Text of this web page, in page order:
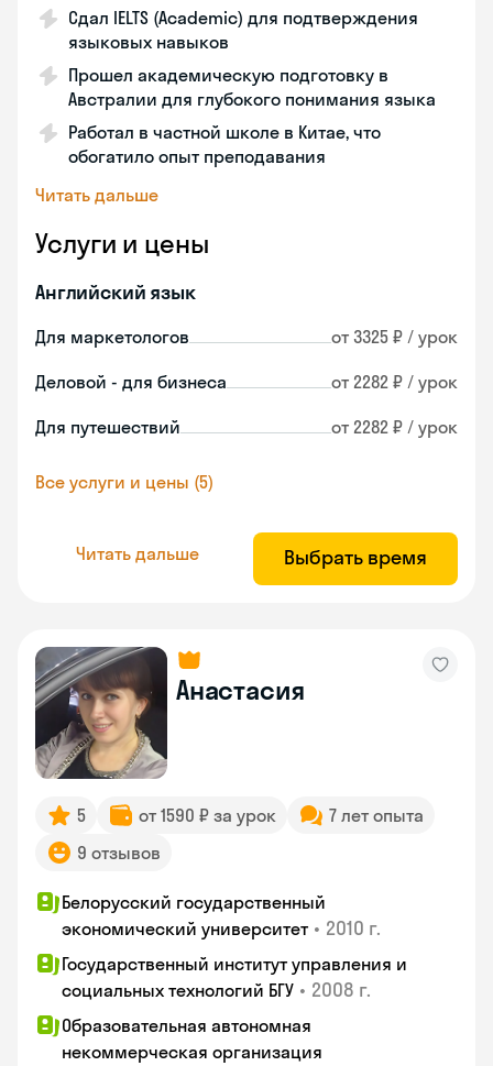
Сдал IELTS (Academic) для подтверждения
языковых навыков
Прошел академическую подготовку в
Австралии для глубокого понимания языка
Работал в частной школе в Китае, что
обогатило опыт преподавания
Читать дальше
Услуги и цены
Английский язык
Для маркетологов от 3325 ₽ / урок
Деловой - для бизнеса от 2282 ₽ / урок
Для путешествий от 2282 ₽ / урок
Все услуги и цены (5)
Читать дальше Выбрать время
Анастасия
5 от 1590 ₽ за урок
7 лет опыта
9 отзывов
Белорусский государственный
экономический университет • 2010 г.
Государственный институт управления и
социальных технологий БГУ • 2008 г.
Образовательная автономная
некоммерческая организация